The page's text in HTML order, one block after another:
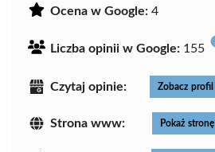
Ocena w Google: 4
Liczba opinii w Google: 155
Czytaj opinie: Zobacz profil
Strona www: Pokaż stronę